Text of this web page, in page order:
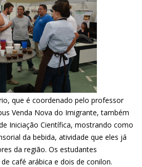
que é coordenado pelo professor
Venda Nova do Imigrante, também
Iniciação Científica, mostrando como
da bebida, atividade que eles já
da região. Os estudantes
café arábica e dois de conilon.